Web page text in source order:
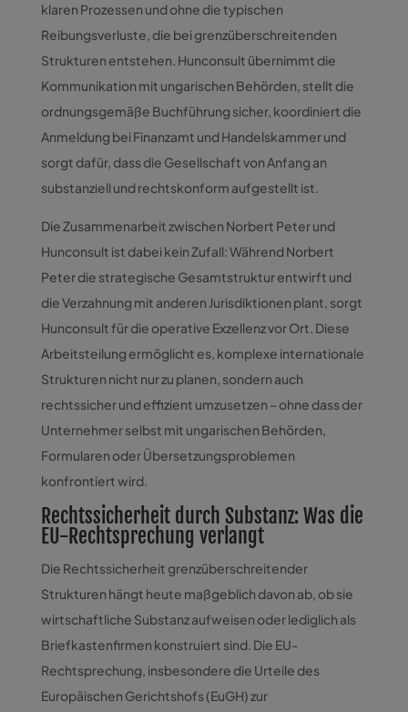
klaren Prozessen und ohne die typischen
Reibungsverluste, die bei grenzüberschreitenden
Strukturen entstehen. Hunconsult übernimmt die
Kommunikation mit ungarischen Behörden, stellt die
ordnungsgemäße Buchführung sicher, koordiniert die
Anmeldung bei Finanzamt und Handelskammer und
sorgt dafür, dass die Gesellschaft von Anfang an
substanziell und rechtskonform aufgestellt ist.
Die Zusammenarbeit zwischen Norbert Peter und
Hunconsult ist dabei kein Zufall: Während Norbert
Peter die strategische Gesamtstruktur entwirft und
die Verzahnung mit anderen Jurisdiktionen plant, sorgt
Hunconsult für die operative Exzellenz vor Ort. Diese
Arbeitsteilung ermöglicht es, komplexe internationale
Strukturen nicht nur zu planen, sondern auch
rechtssicher und effizient umzusetzen – ohne dass der
Unternehmer selbst mit ungarischen Behörden,
Formularen oder Übersetzungsproblemen
konfrontiert wird.
Rechtssicherheit durch Substanz: Was die
EU-Rechtsprechung verlangt
Die Rechtssicherheit grenzüberschreitender
Strukturen hängt heute maßgeblich davon ab, ob sie
wirtschaftliche Substanz aufweisen oder lediglich als
Briefkastenfirmen konstruiert sind. Die EU-
Rechtsprechung, insbesondere die Urteile des
Europäischen Gerichtshofs (EuGH) zur